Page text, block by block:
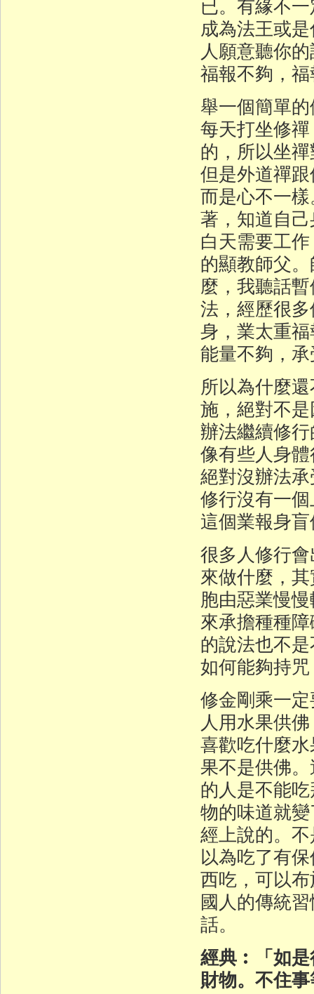
已。有緣不
成為法王或
人願意聽你
福報不夠，
舉一個簡單
每天打坐修
的，所以坐
但是外道禪
而是心不一
著，知道自
白天需要工
的顯教師父
麼，我聽話
法，經歷很
身，業太重
能量不夠，
所以為什麼
施，絕對不
辦法繼續修
像有些人身
絕對沒辦法
修行沒有一
這個業報身
很多人修行
來做什麼，
胞由惡業慢
來承擔種種
的說法也不
如何能夠持
修金剛乘一
人用水果供
喜歡吃什麼
果不是供佛
的人是不能
物的味道就
經上說的。
以為吃了有
西吃，可以
國人的傳統
話。
經典︰「如
財物。不住